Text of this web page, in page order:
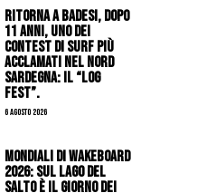
Ritorna a Badesi, dopo
11 anni, uno dei
contest di surf più
acclamati nel nord
Sardegna: il “Log
Fest”.
6 Agosto 2026
Mondiali di Wakeboard
2026: sul Lago del
Salto è il giorno dei